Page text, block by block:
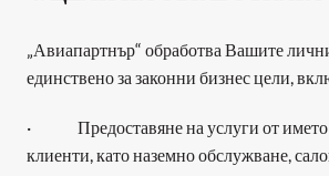
„Авиапартнър“ обработва Вашите
единствено за законни бизнес цели,
·              Предоставяне на услуги от
клиенти, като наземно обслужване,